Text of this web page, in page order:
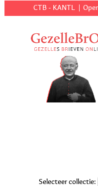
CTB - KANTL
Selecteer collectie: